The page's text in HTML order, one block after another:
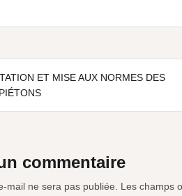
ET MISE AUX NORMES DES
commentaire
mail ne sera pas publiée. Les champs